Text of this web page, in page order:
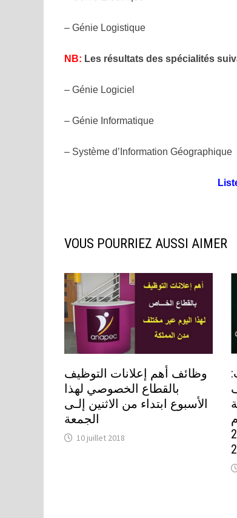
– Génie Logistique
NB: Les résultats des spécialités
– Génie Logiciel
– Génie Informatique
– Système d’Information Géographique
VOUS POURRIEZ AUSSI AIMER
وظائف أهم إعلانات التوظيف
بالقطاع الخصوصي لهذا
الأسبوع ابتداء من الاثنين إلـى
الجمعة
10 juillet 2018
يومي 21